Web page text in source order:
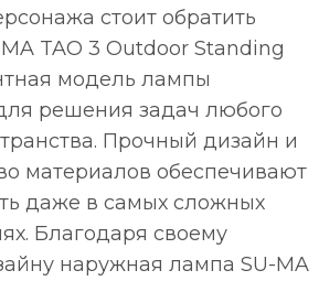
стоит обратить
TAO 3 Outdoor Standing
модель лампы
решения задач любого
Прочный дизайн и
материалов обеспечивают
даже в самых сложных
Благодаря своему
наружная лампа SU-MA